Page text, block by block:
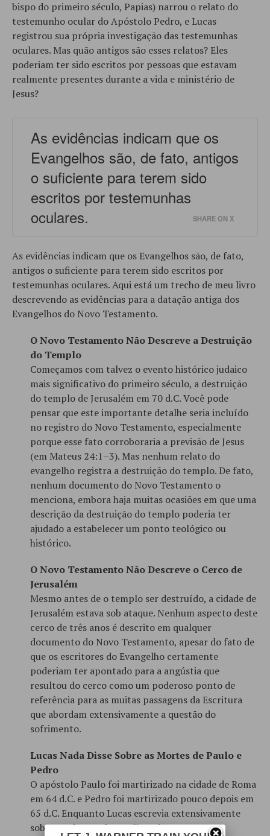
bispo do primeiro século, Papias) narrou o relato do
testemunho ocular do Apóstolo Pedro, e Lucas
registrou sua própria investigação das testemunhas
oculares. Mas quão antigos são esses relatos? Eles
poderiam ter sido escritos por pessoas que estavam
realmente presentes durante a vida e ministério de
Jesus?
As evidências indicam que os
Evangelhos são, de fato, antigos
o suficiente para terem sido
escritos por testemunhas
oculares.
SHARE ON X
As evidências indicam que os Evangelhos são, de fato,
antigos o suficiente para terem sido escritos por
testemunhas oculares. Aqui está um trecho de meu livro
descrevendo as evidências para a datação antiga dos
Evangelhos do Novo Testamento.
O Novo Testamento Não Descreve a Destruição
do Templo
Começamos com talvez o evento histórico judaico
mais significativo do primeiro século, a destruição
do templo de Jerusalém em 70 d.C. Você pode
pensar que este importante detalhe seria incluído
no registro do Novo Testamento, especialmente
porque esse fato corroboraria a previsão de Jesus
(em Mateus 24:1–3). Mas nenhum relato do
evangelho registra a destruição do templo. De fato,
nenhum documento do Novo Testamento o
menciona, embora haja muitas ocasiões em que uma
descrição da destruição do templo poderia ter
ajudado a estabelecer um ponto teológico ou
histórico.
O Novo Testamento Não Descreve o Cerco de
Jerusalém
Mesmo antes de o templo ser destruído, a cidade de
Jerusalém estava sob ataque. Nenhum aspecto deste
cerco de três anos é descrito em qualquer
documento do Novo Testamento, apesar do fato de
que os escritores do Evangelho certamente
poderiam ter apontado para a angústia que
resultou do cerco como um poderoso ponto de
referência para as muitas passagens da Escritura
que abordam extensivamente a questão do
sofrimento.
Lucas Nada Disse Sobre as Mortes de Paulo e
Pedro
O apóstolo Paulo foi martirizado na cidade de Roma
em 64 d.C. e Pedro foi martirizado pouco depois em
65 d.C. Enquanto Lucas escrevia extensivamente
sobre Paulo e Pedro no livro de Atos e os